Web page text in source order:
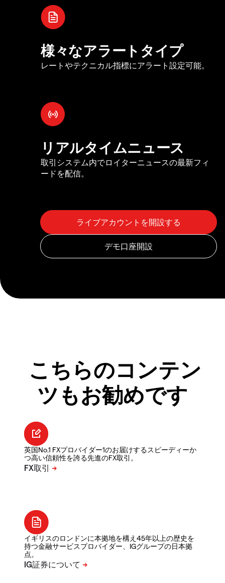
様々なアラートタイプ
レートやテクニカル指標にアラート設定可能。
リアルタイムニュース
取引システム内でロイターニュースの最新フィ
ードを配信。
こちらのコンテン
ツもお勧めです
英国No.1 FXプロバイダー1のお届けするスピーディーか
つ高い信頼性を誇る先進のFX取引。
イギリスのロンドンに本拠地を構え45年以上の歴史を
持つ金融サービスプロバイダー、IGグループの日本拠
点。